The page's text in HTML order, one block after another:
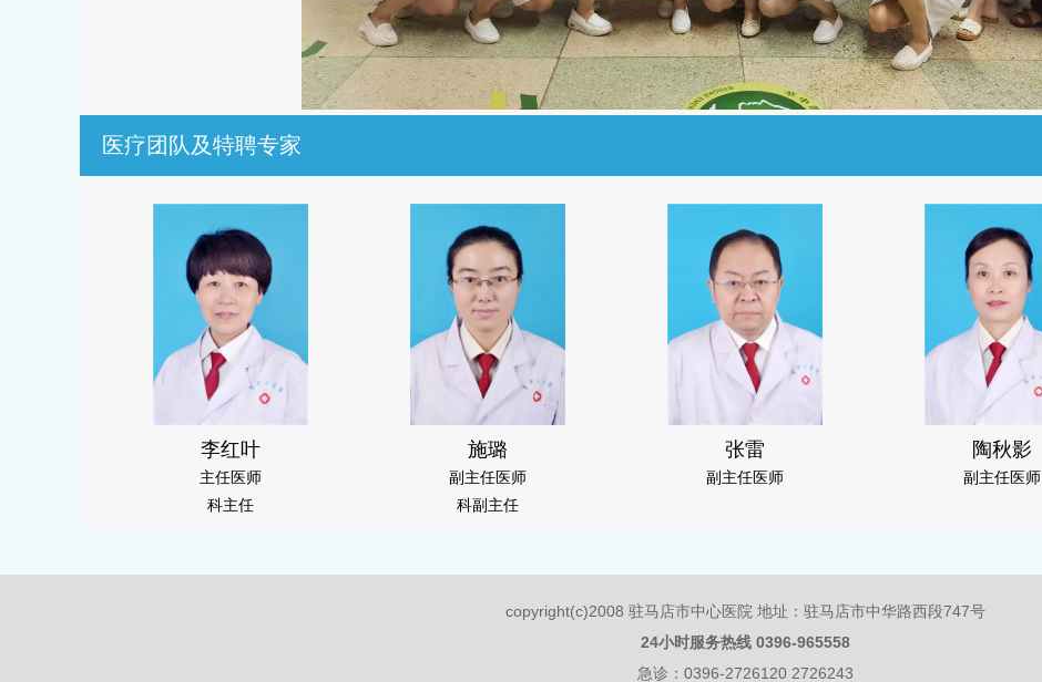
医疗团队及特聘专家
李红叶
主任医师
科主任
施璐
副主任医师
科副主任
张雷
副主任医师
陶秋影
副主任医师
copyright(c)2008 驻马店市中心医院 地址：驻马店市中华路西段747号
24小时服务热线 0396-965558
急诊：0396-2726120 2726243